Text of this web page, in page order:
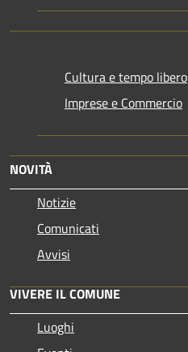
Cultura e tempo libero
Imprese e Commercio
NOVITÀ
Notizie
Comunicati
Avvisi
VIVERE IL COMUNE
Luoghi